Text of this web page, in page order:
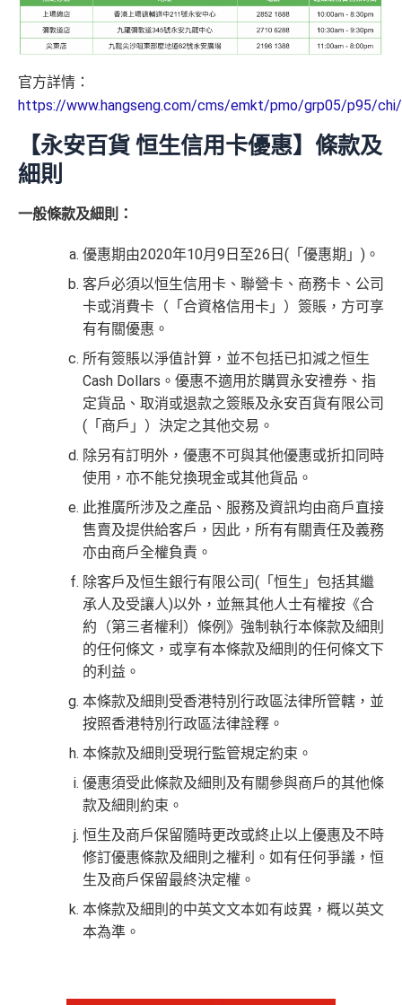
s」受有關條款及細則約束，詳情請瀏覽www.hangseng.c
om/content/dam/hase/rwd/personal/cards/pdfs/everyday_
tnc_cn.pdf 優惠受條款及細則約束，詳情請瀏覽恒生官網
查看更多信用卡詳情及分析...
用卡客戶為現在及/ 或緊接申請日期前12個月內曾持有任
何恒生信用卡/聯營卡主卡（不包括消費卡及專享卡）之主
卡申請人。 如指定信用卡主卡及其附屬卡共用同一信用
賞時，有關指定信用卡戶口必須仍然有效及信用狀況良
好，方可獲贈有關獎賞。 如客戶於申請日期前12個月內
曾持有恒生enJoy卡之主卡，將不可獲享本平台額外迎新
獎賞。若客戶於開戶後13個月內取消有關信用卡戶口，並
已獲贈有關之迎新獎賞，則須繳付同等價值之金額作為手
✅優點
同大型積分計劃合作，於yuu合作商戶簽賬有高達額外
4x積分
商戶折扣多，超市便利店食肆都有，經常有機會用到
寫到明永久免年費^！
持續地有優惠，餐飲零售入油都不時有優惠，仲會有
一日快閃折扣
耐唔耐有高折扣Agoda code用→ Agoda code酒店折扣
申請恒生 enJoy 卡之注意事項及申請人聲明詳情（按
冇得換里數
唔中特選商戶簽賬回贈0.5%，唔算太吸引
查看更多信用卡詳情及分析...
香港恒生大學(👉申請連結：MrMiles.hk/hase-s
tudent-hsu-apply)
只適用於全日制大學/大專學生：
K$2,000或以上➜$300 +FUN Dollars
只適用於非全日制大學/大專學生：
全新信用卡客戶➜$700 +FUN Dollars
優點
交學費可享 2.4% +FUN Dollars 回贈優惠！(額外回贈
上限高達$200 +FUN dollars，需登記https://bit.ly/3JfC
容易批卡，學生都申請得！
新客戶享迎新享有$700 +FUN Dollars
現有客戶迎新都有$300 +FUN Dollars
全日制學生迎新都有$300 +FUN Dollars
專有校園優惠
憑卡簽賬之部份金額將捐贈母校，用以資助大學 / 大專
有永久免年費優惠
學生卡有時都可以玩到恒生卡其他大promo
無得換里數
日常簽賬回贈0.4%，唔算太吸引，但可以攞咗做第一
張卡先，到時再拎其他恒生卡都易啲
積分每年續期月計有效期24個月
查看更多信用卡詳情及分析...
官方詳情：
https://www.hangseng.com/cms/emkt/pmo/grp05/p95/
【永安百貨 恒生信用卡優惠】條款及
細則
一般條款及細則：
優惠期由2020年10月9日至26日(「優惠期」)。
客戶必須以恒生信用卡、聯營卡、商務卡、公司
卡或消費卡（「合資格信用卡」）簽賬，方可享
有有關優惠。
所有簽賬以淨值計算，並不包括已扣減之恒生
Cash Dollars。優惠不適用於購買永安禮券、指
定貨品、取消或退款之簽賬及永安百貨有限公司
(「商戶」）決定之其他交易。
除另有訂明外，優惠不可與其他優惠或折扣同時
使用，亦不能兌換現金或其他貨品。
此推廣所涉及之產品、服務及資訊均由商戶直接
售賣及提供給客戶，因此，所有有關責任及義務
亦由商戶全權負責。
除客戶及恒生銀行有限公司(「恒生」包括其繼
承人及受讓人)以外，並無其他人士有權按《合
約（第三者權利）條例》強制執行本條款及細則
的任何條文，或享有本條款及細則的任何條文下
的利益。
本條款及細則受香港特別行政區法律所管轄，並
按照香港特別行政區法律詮釋。
本條款及細則受現行監管規定約束。
優惠須受此條款及細則及有關參與商戶的其他條
款及細則約束。
恒生及商戶保留隨時更改或終止以上優惠及不時
修訂優惠條款及細則之權利。如有任何爭議，恒
生及商戶保留最終決定權。
本條款及細則的中英文文本如有歧異，概以英文
本為準。